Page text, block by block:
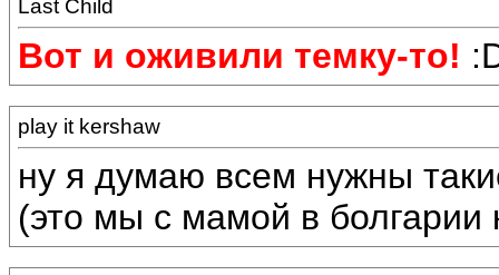
Last Child
Вот и оживили темку-то!
play it kershaw
ну я думаю всем нужны
(это мы с мамой в болгарии